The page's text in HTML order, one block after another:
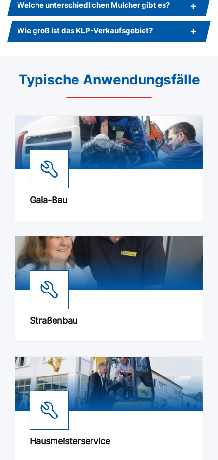
Welche unterschiedlichen Mulcher gibt es?
Wie groß ist das KLP-Verkaufsgebiet?
Typische Anwendungsfälle
Gala-Bau
Straßenbau
Hausmeisterservice